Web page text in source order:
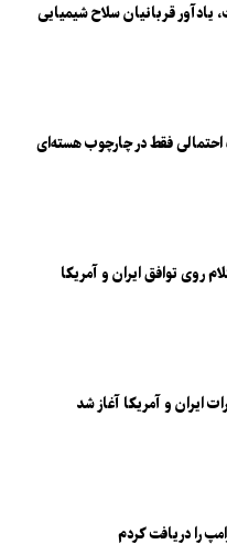
قربانیان سلاح‌ شیمیایی
احتمالی فقط در چارچوب هسته‌ای
روی توافق ایران و آمریکا
ایران و آمریکا آغاز شد
را دریافت کردم